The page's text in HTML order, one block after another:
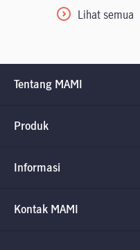
Lihat semua
Tentang MAMI
Produk
Informasi
Factsheet dan
Kontak MAMI